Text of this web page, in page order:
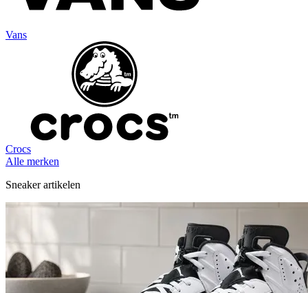
Vans
Crocs
Alle merken
Sneaker artikelen